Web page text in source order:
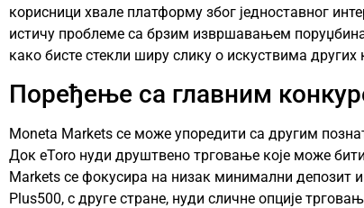
корисници хвале платформу због једноставног
истичу проблеме са брзим извршавањем
како бисте стекли ширу слику о искуствима других
Поређење са главним
Moneta Markets се може упоредити са другим
Док eToro нуди друштвено трговање које може
Markets се фокусира на низак минимални депозит
Plus500, с друге стране, нуди сличне опције